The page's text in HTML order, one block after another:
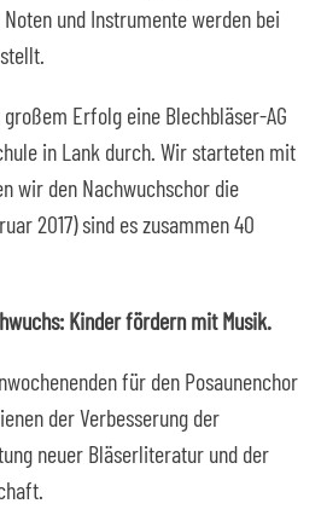
und Instrumente werden bei
Erfolg eine Blechbläser-AG
in Lank durch. Wir starteten mit
wir den Nachwuchschor die
2017) sind es zusammen 40
Kinder fördern mit Musik.
für den Posaunenchor
der Verbesserung der
neuer Bläserliteratur und der